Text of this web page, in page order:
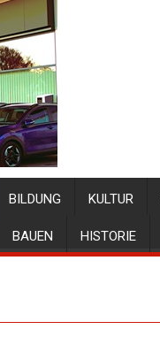
BILDUNG KULTUR
BAUEN HISTORIE